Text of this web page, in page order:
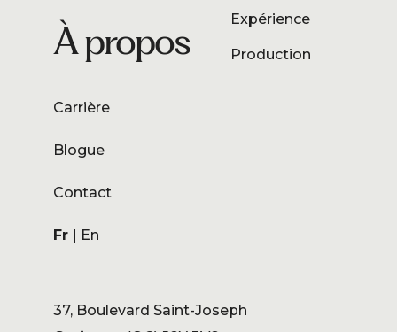
Expérience
Production
À propos
Carrière
Blogue
Contact
Fr En
37, Boulevard Saint-Joseph